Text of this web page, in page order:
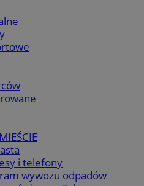
i telefony
wywozu odpadów